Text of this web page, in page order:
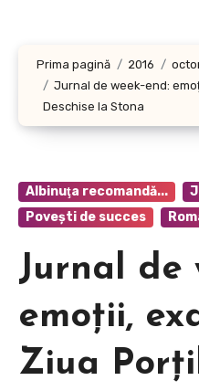
Prima pagină 2016
Jurnal de week-end:
Deschise la Stona
Albinuţa recomandă...
Poveşti de succes
Jurnal de
emoţii,
Ziua